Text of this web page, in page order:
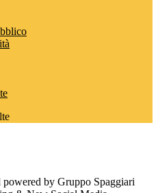
by Gruppo Spaggiari